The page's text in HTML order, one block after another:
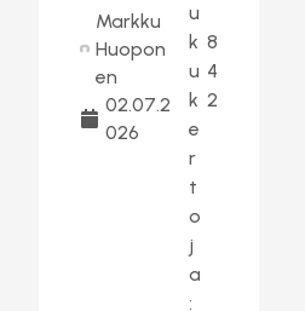
Markku
Huopon
en
02.07.2
026
u
k
u
k
e
r
t
o
j
a
:
8
4
2